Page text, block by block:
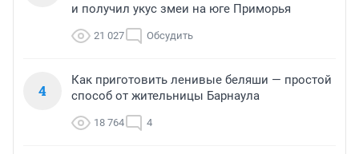
и получил укус змеи на юге Приморья
21 027 Обсудить
4
Как приготовить ленивые беляши — простой
способ от жительницы Барнаула
18 764 4